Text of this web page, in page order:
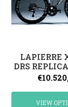
LAPIERRE
DRS
VIEW